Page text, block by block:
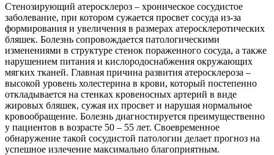
Стенозирующий атеросклероз – хроническое сосудистое
заболевание, при котором сужается просвет сосуда из-за
формирования и увеличения в размерах атеросклеротических
бляшек. Болезнь сопровождается патологическими
изменениями в структуре стенок пораженного сосуда, а также
нарушением питания и кислородоснабжения окружающих
мягких тканей. Главная причина развития атеросклероза –
высокой уровень холестерина в крови, который постепенно
откладывается на стенках кровеносных артерий в виде
жировых бляшек, сужая их просвет и нарушая нормальное
кровообращение. Болезнь диагностируется преимущественно
у пациентов в возрасте 50 – 55 лет. Своевременное
обнаружение такой сосудистой патологии делает прогноз на
успешное излечение максимально благоприятным.